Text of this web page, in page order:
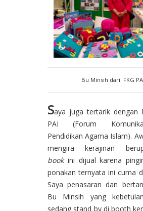
Bu Minsih dari FKG
Saya juga tertarik dengan
PAI (Forum
Pendidikan Agama Islam).
mengira kerajinan
bookini dijual karena
ponakan ternyata ini cuma
Saya penasaran dan
Bu Minsih yang
sedang stand by di booth